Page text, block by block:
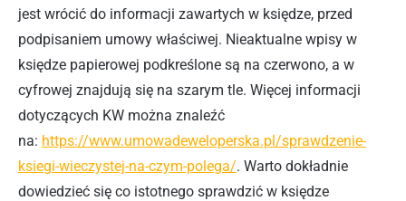
jest wrócić do informacji zawartych w księdze, przed
podpisaniem umowy właściwej. Nieaktualne wpisy w
księdze papierowej podkreślone są na czerwono, a w
cyfrowej znajdują się na szarym tle. Więcej informacji
dotyczących KW można znaleźć
na: https://www.umowadeweloperska.pl/sprawdzenie-
ksiegi-wieczystej-na-czym-polega/. Warto dokładnie
dowiedzieć się co istotnego sprawdzić w księdze